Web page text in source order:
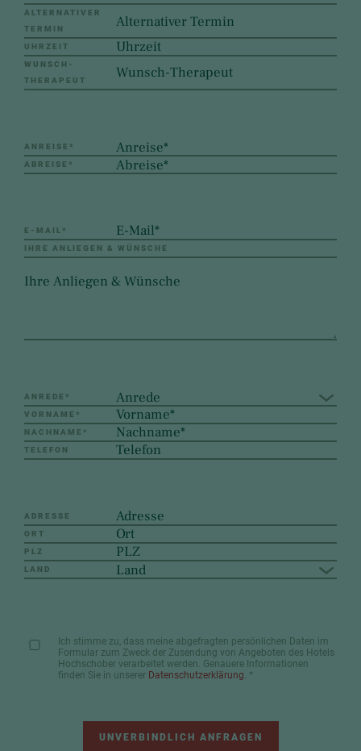
ALTERNATIVER
TERMIN
UHRZEIT
WUNSCH-
THERAPEUT
ANREISE *
ABREISE *
E-MAIL *
IHRE ANLIEGEN & WÜNSCHE
ANREDE * Anrede
VORNAME *
NACHNAME *
TELEFON
ADRESSE
ORT
PLZ
LAND
Land
Ich stimme zu, dass meine abgefragten persönlichen Daten im
Formular zum Zweck der Zusendung von Angeboten des Hotels
Hochschober verarbeitet werden. Genauere Informationen
finden Sie in unserer Datenschutzerklärung. *
UNVERBINDLICH ANFRAGEN